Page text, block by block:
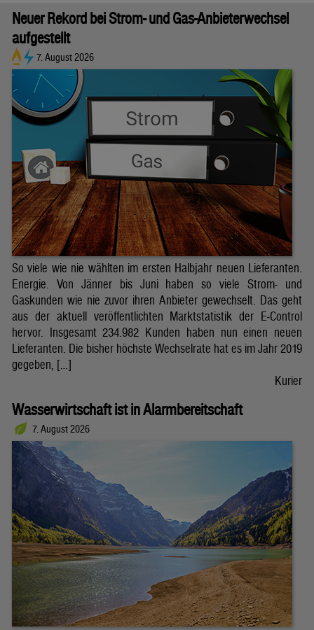
Neuer Rekord bei Strom- und Gas-Anbieterwechsel
aufgestellt
7. August 2026
So viele wie nie wählten im ersten Halbjahr neuen Lieferanten.
Energie. Von Jänner bis Juni haben so viele Strom- und
Gaskunden wie nie zuvor ihren Anbieter gewechselt. Das geht
aus der aktuell veröffentlichten Marktstatistik der E-Control
hervor. Insgesamt 234.982 Kunden haben nun einen neuen
Lieferanten. Die bisher höchste Wechselrate hat es im Jahr 2019
gegeben, […]
Kurier
Wasserwirtschaft ist in Alarmbereitschaft
7. August 2026